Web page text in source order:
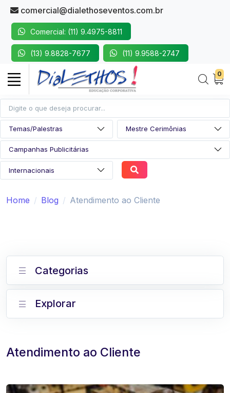
comercial@dialethoseventos.com.br
Comercial: (11) 9.4975-8811
(13) 9.8828-7677 (11) 9.9588-2747
0
Home Blog Atendimento ao Cliente
Atendimento ao Cliente
Categorias
Explorar